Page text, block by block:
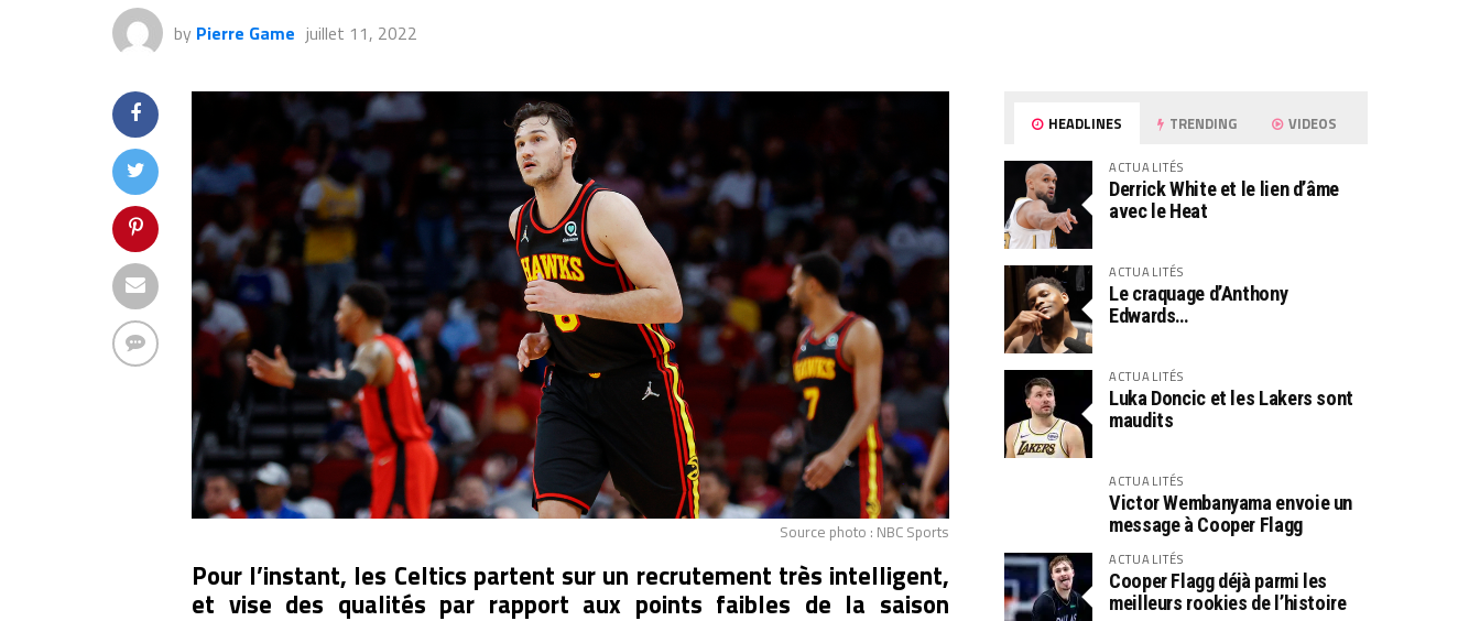
by Pierre Game juillet 11, 2022
Source photo : NBC Sports
Pour l’instant, les Celtics partent sur un recrutement très intelligent,
et vise des qualités par rapport aux points faibles de la saison
HEADLINES TRENDING VIDEOS
ACTUALITÉS
Derrick White et le lien d’âme
avec le Heat
ACTUALITÉS
Le craquage d’Anthony
Edwards…
ACTUALITÉS
Luka Doncic et les Lakers sont
maudits
ACTUALITÉS
Victor Wembanyama envoie un
message à Cooper Flagg
ACTUALITÉS
Cooper Flagg déjà parmi les
meilleurs rookies de l’histoire